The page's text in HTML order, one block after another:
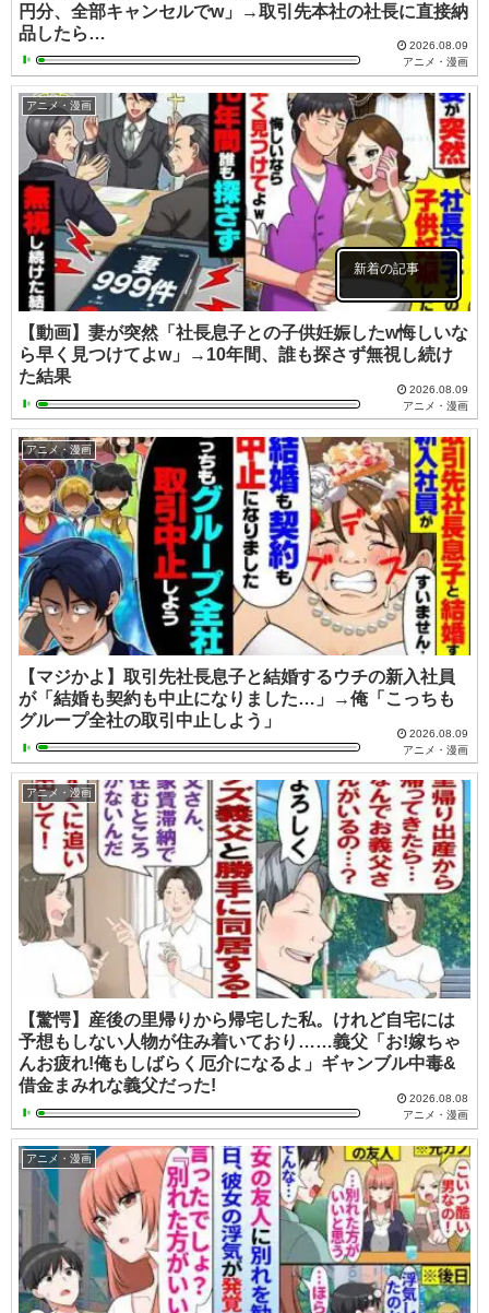
円分、全部キャンセルでw」→取引先本社の社長に直接納
品したら…
2026.08.09
アニメ・漫画
アニメ・漫画
新着の記事
【動画】妻が突然「社長息子との子供妊娠したw悔しいな
ら早く見つけてよw」→10年間、誰も探さず無視し続け
た結果
2026.08.09
アニメ・漫画
アニメ・漫画
【マジかよ】取引先社長息子と結婚するウチの新入社員
が「結婚も契約も中止になりました…」→俺「こっちも
グループ全社の取引中止しよう」
2026.08.09
アニメ・漫画
アニメ・漫画
【驚愕】産後の里帰りから帰宅した私。けれど自宅には
予想もしない人物が住み着いており……義父「お!嫁ちゃ
んお疲れ!俺もしばらく厄介になるよ」ギャンブル中毒&
借金まみれな義父だった!
2026.08.08
アニメ・漫画
アニメ・漫画